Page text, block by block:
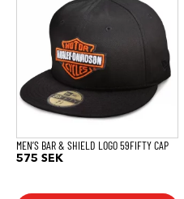
MEN’S BAR & SHIELD LOGO 59FIFTY CAP
575 SEK
produkten
varianter.
olika
alternativen
kan
väljas
produktsidan